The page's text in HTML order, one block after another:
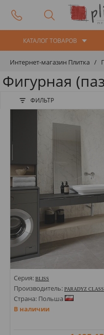
КАТАЛОГ ТОВАРОВ
Интернет-магазин Плитка
Фигурная
ФИЛЬТР
Серия: BLISS
Производитель: PARADYZ
Страна: Польша
В наличии